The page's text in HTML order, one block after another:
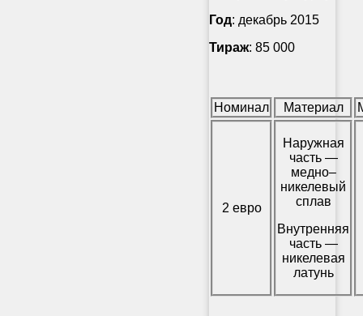
Год: декабрь 2015
Тираж: 85 000
Номинал Материал
2 евро
Наружная
часть —
медно–
никелевый
сплав
Внутренняя
часть —
никелевая
латунь